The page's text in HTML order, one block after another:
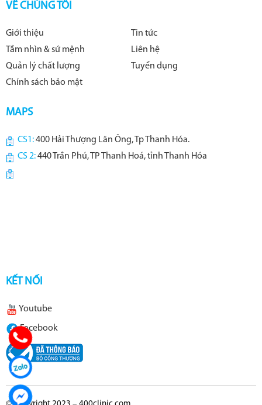
VỀ CHÚNG TÔI
Giới thiệu
Tin tức
Tầm nhìn & sứ mệnh
Liên hệ
Quản lý chất lượng
Tuyển dụng
Chính sách bảo mật
MAPS
CS1:400 Hải Thượng Lãn Ông, Tp Thanh Hóa.
CS 2:440 Trần Phú, TP Thanh Hoá, tỉnh Thanh Hóa
KẾT NỐI
Youtube
Facebook